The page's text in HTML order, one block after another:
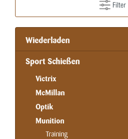
Filter
Wiederladen
Sport Schießen
Victrix
McMillan
Optik
Munition
Training